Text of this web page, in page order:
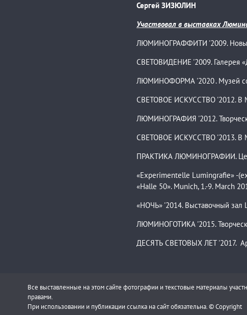
Сергей Зизюлин
Сергей ЗИЗЮЛИН
Участвовал в выставках
ЛЮМИНОГРАФФИТИ '2009. Новый
СВЕТОВИДЕНИЕ '2009. Галерея
ЛЮМИНОФОРМА '2020 . Музей
СВЕТОВОЕ ИСКУССТВО '2012. В
ЛЮМИНОГРАФИЯ '2012.
СВЕТОВОЕ ИСКУССТВО '2013. В
ПРАКТИКА ЛЮМИНОГРАФИИ.
«Experimentelle Lumingrafie» -
«Halle 50». Munich, 1.-9. March
«НОЧЬ» '2014. Выставочный
ЛЮМИНОГОТИКА '2015.
ДЕСЯТЬ СВЕТОВЫХ ЛЕТ '2017.
Все выставленные на этом сайте фотографии и текстовые материалы
правами.
При использовании и публикации ссылка на сайт обязательна. © Copyright